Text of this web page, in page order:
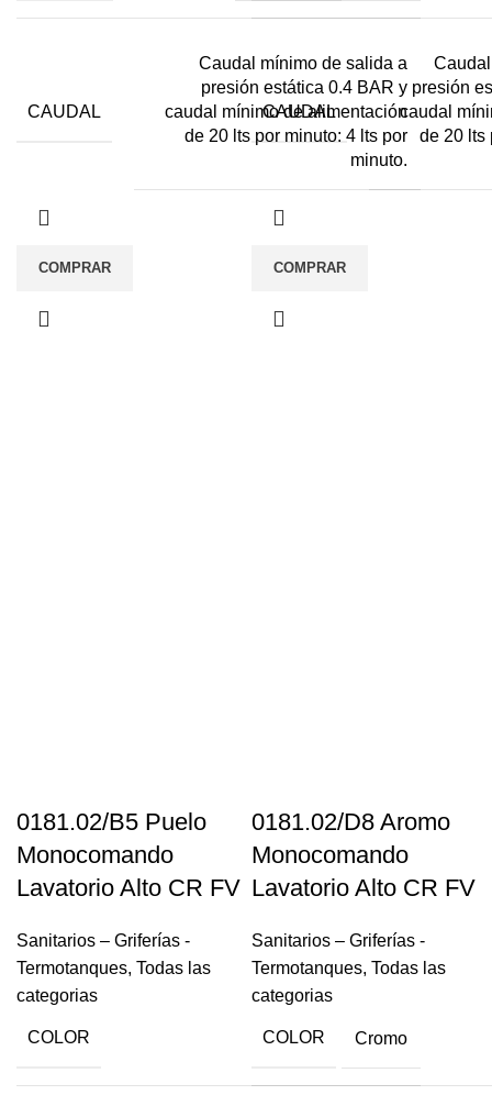
CAUDAL
Caudal mínimo de salida a
presión estática 0.4 BAR y
caudal mínimo de alimentación
de 20 lts por minuto: 4 lts por
minuto.
COMPRAR
CAUDAL
presión
caudal
de 20 lts
COMPRAR
0181.02/B5 Puelo
Monocomando
Lavatorio Alto CR FV
Sanitarios – Griferías -
Termotanques, Todas las
categorias
COLOR Cromo
0181.02/D8 Aromo
Monocomando
Lavatorio Alto CR FV
Sanitarios – Griferías -
Termotanques, Todas las
categorias
COLOR